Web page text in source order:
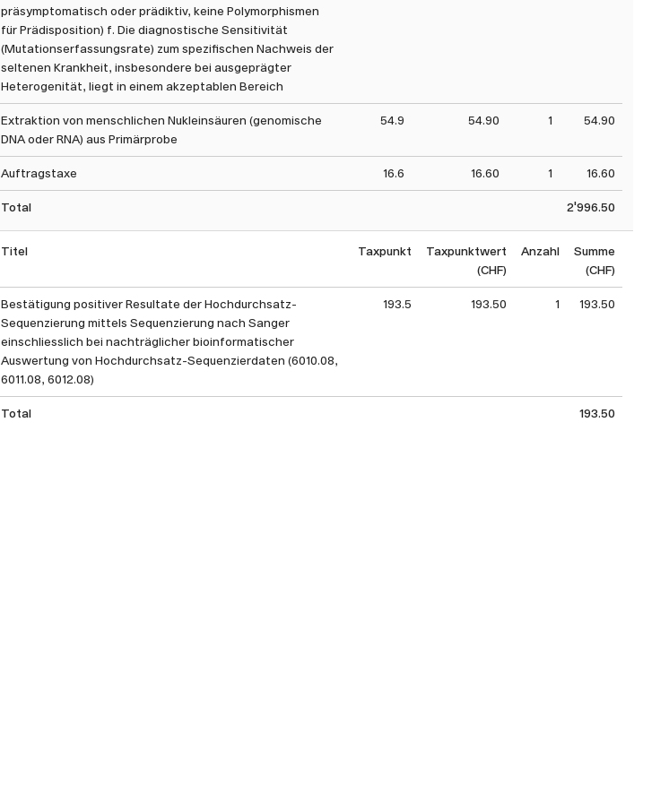
präsymptomatisch oder prädiktiv, keine Polymorphismen
für Prädisposition) f. Die diagnostische Sensitivität
(Mutationserfassungsrate) zum spezifischen Nachweis der
seltenen Krankheit, insbesondere bei ausgeprägter
Heterogenität, liegt in einem akzeptablen Bereich
Extraktion von menschlichen Nukleinsäuren (genomische
DNA oder RNA) aus Primärprobe
54.9 54.90 1 54.90
Auftragstaxe 16.6 16.60 1 16.60
Total 2'996.50
Titel Taxpunkt
Taxpunktwert
(CHF)
Anzahl
Summe
(CHF)
Bestätigung positiver Resultate der Hochdurchsatz-
Sequenzierung mittels Sequenzierung nach Sanger
einschliesslich bei nachträglicher bioinformatischer
Auswertung von Hochdurchsatz-Sequenzierdaten (6010.08,
6011.08, 6012.08)
193.5 193.50 1 193.50
Total 193.50